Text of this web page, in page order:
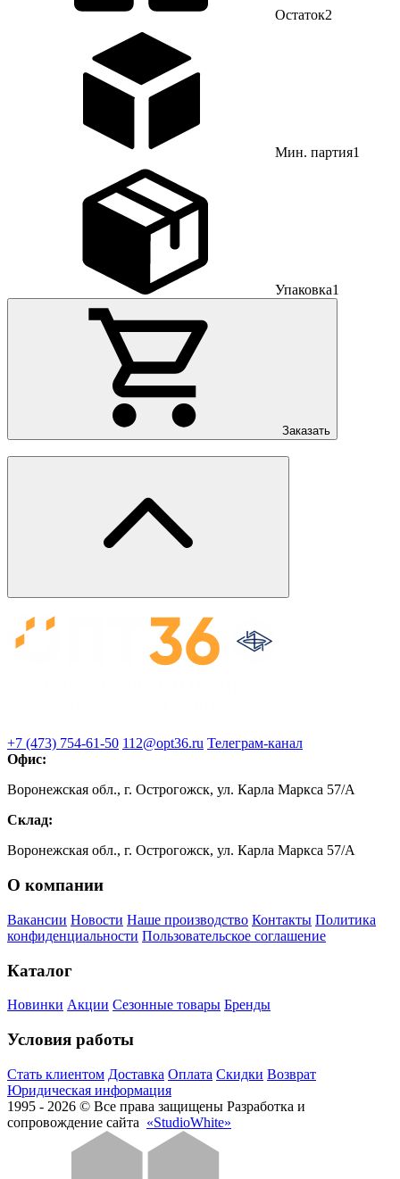
Остаток2
Мин. партия1
Упаковка1
Заказать
+7 (473) 754-61-50 112@opt36.ru Телеграм-канал
Офис:
Воронежская обл., г. Острогожск, ул. Карла Маркса 57/А
Склад:
Воронежская обл., г. Острогожск, ул. Карла Маркса 57/А
О компании
Вакансии Новости Наше производство Контакты Политика
конфиденциальности Пользовательское соглашение
Каталог
Новинки Акции Сезонные товары Бренды
Условия работы
Стать клиентом Доставка Оплата Скидки Возврат
Юридическая информация
1995 - 2026 © Все права защищены Разработка и
сопровождение сайта «StudioWhite»